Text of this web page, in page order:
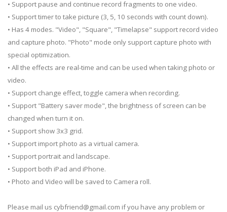
• Support pause and continue record fragments to one video.
• Support timer to take picture (3, 5, 10 seconds with count down).
• Has 4 modes. "Video", "Square", "Timelapse" support record video
and capture photo. "Photo" mode only support capture photo with
special optimization.
• All the effects are real-time and can be used when taking photo or
video.
• Support change effect, toggle camera when recording.
• Support "Battery saver mode", the brightness of screen can be
changed when turn it on.
• Support show 3x3 grid.
• Support import photo as a virtual camera.
• Support portrait and landscape.
• Support both iPad and iPhone.
• Photo and Video will be saved to Camera roll.
Please mail us cybfriend@gmail.com if you have any problem or